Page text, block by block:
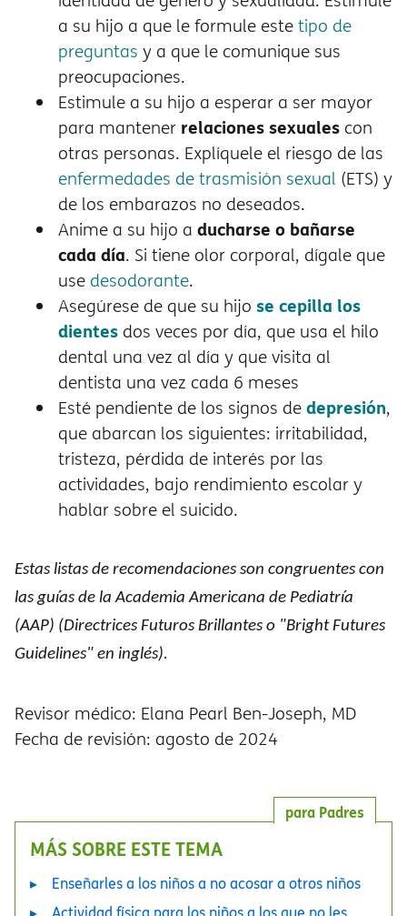
a su hijo a que le formule estetipo de
preguntas y a que le comunique sus
preocupaciones.
Estimule a su hijo a esperar a ser mayor
para mantener relaciones sexuales con
otras personas. Explíquele el riesgo de las
enfermedades de trasmisión sexual (ETS) y
de los embarazos no deseados.
Anime a su hijo a ducharse o bañarse
cada día. Si tiene olor corporal, dígale que
use desodorante.
Asegúrese de que su hijo se cepilla los
dientes dos veces por día, que usa el hilo
dental una vez al día y que visita al
dentista una vez cada 6 meses
Esté pendiente de los signos dedepresión,
que abarcan los siguientes: irritabilidad,
tristeza, pérdida de interés por las
actividades, bajo rendimiento escolar y
hablar sobre el suicido.
Estas listas de recomendaciones son congruentes con
las guías de la Academia Americana de Pediatría
(AAP) (Directrices Futuros Brillantes o "Bright Futures
Guidelines" en inglés).
Revisor médico: Elana Pearl Ben-Joseph, MD
Fecha de revisión: agosto de 2024
para Padres
MÁS SOBRE ESTE TEMA
Enseñarles a los niños a no acosar a otros niños